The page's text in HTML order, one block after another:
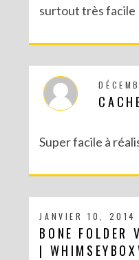
surtout très facile
Super facile à
JANVIER 10, 2014
BONE FOLDER
|